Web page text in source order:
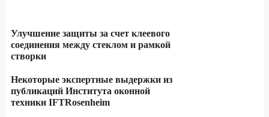
Улучшение защиты за счет клеевого
соединения между стеклом и рамкой
створки
Некоторые экспертные выдержки из
публикаций Института оконной
техники IFTRosenheim